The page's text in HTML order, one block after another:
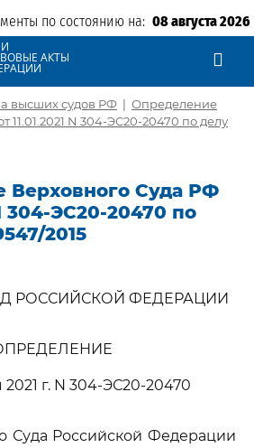
по состоянию на: 08 августа 2026
АКТЫ
высших судов РФ | Определение
11.01.2021 N 304-ЭС20-20470 по делу
Верховного Суда РФ
304-ЭС20-20470 по
2015
РОССИЙСКОЙ ФЕДЕРАЦИИ
2021 г. N 304-ЭС20-20470
Суда Российской Федерации